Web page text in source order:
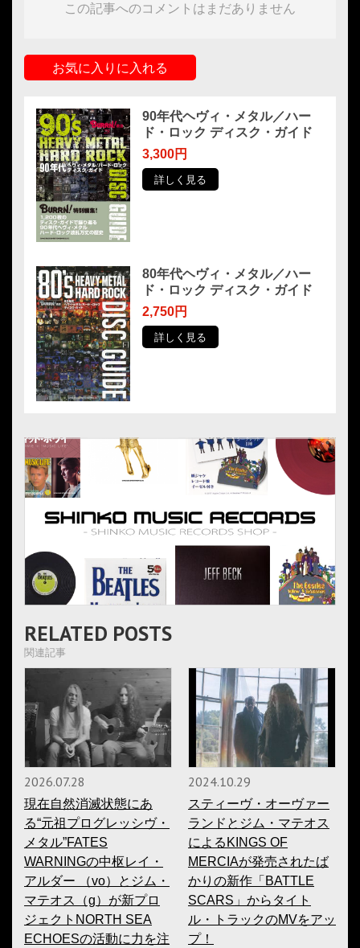
この記事へのコメントはまだありません
お気に入りに入れる
90年代ヘヴィ・メタル／ハー
ド・ロック ディスク・ガイド
3,300円
詳しく見る
80年代ヘヴィ・メタル／ハー
ド・ロック ディスク・ガイド
2,750円
詳しく見る
RELATED POSTS
関連記事
2026.07.28
現在自然消滅状態にあ
る“元祖プログレッシヴ・
メタル”FATES
WARNINGの中枢レイ・
アルダー （vo）とジム・
マテオス（g）が新プロ
ジェクトNORTH SEA
ECHOESの活動に力を注
2024.10.29
スティーヴ・オーヴァー
ランドとジム・マテオス
によるKINGS OF
MERCIAが発売されたば
かりの新作「BATTLE
SCARS」からタイト
ル・トラックのMVをアッ
プ！